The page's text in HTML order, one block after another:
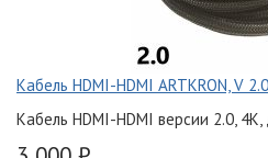
Кабель HDMI-HDMI ARTKRON, V
Кабель HDMI-HDMI версии 2.0,